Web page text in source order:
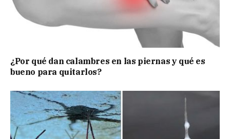
¿Por qué dan calambres en las piernas y qué es
bueno para quitarlos?